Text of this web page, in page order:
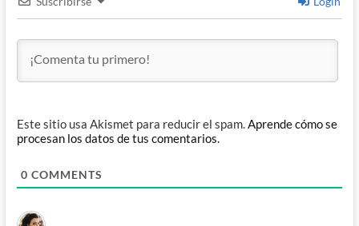
Este sitio usa Akismet para reducir el spam.Aprende cómo se
procesan los datos de tus comentarios.
0 COMMENTS